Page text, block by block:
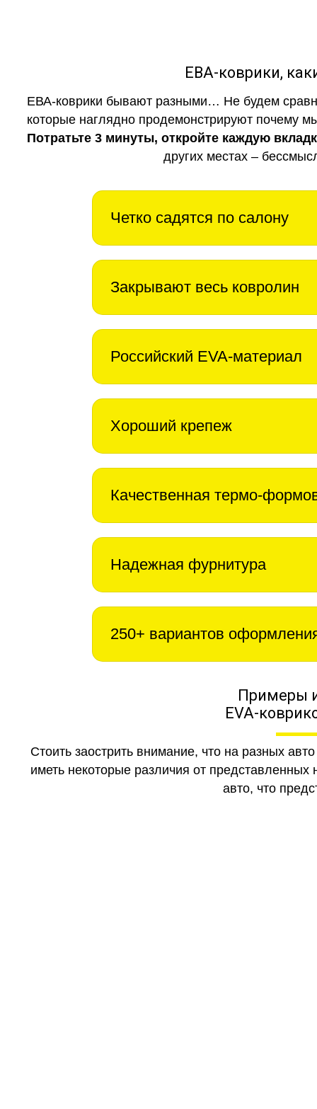
ЕВА-коврики,
ЕВА-коврики бывают разными… Не будем
которые наглядно продемонстрируют почему
Потратьте 3 минуты, откройте каждую
других местах –
Четко садятся по салону
Закрывают весь ковролин
Российский EVA-материал
Хороший крепеж
Качественная термо-
Надежная фурнитура
250+ вариантов
Примеры
EVA-
Стоить заострить внимание, что на разных
иметь некоторые различия от
авто, что